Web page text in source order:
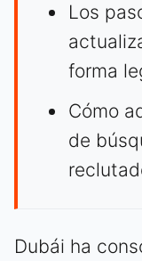
Los
forma
Cómo
de
Dubái ha